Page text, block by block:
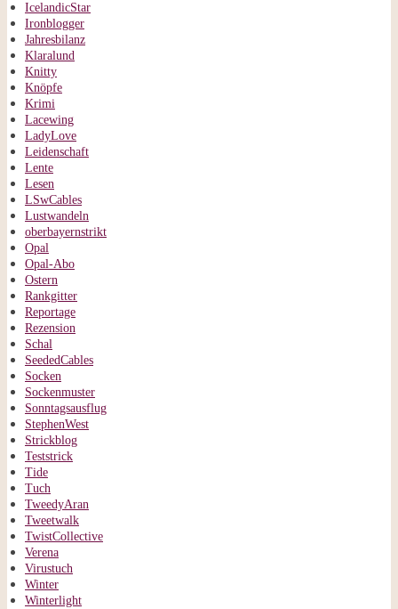
IcelandicStar
Ironblogger
Jahresbilanz
Klaralund
Knitty
Knöpfe
Krimi
Lacewing
LadyLove
Leidenschaft
Lente
Lesen
LSwCables
Lustwandeln
oberbayernstrikt
Opal
Opal-Abo
Ostern
Rankgitter
Reportage
Rezension
Schal
SeededCables
Socken
Sockenmuster
Sonntagsausflug
StephenWest
Strickblog
Teststrick
Tide
Tuch
TweedyAran
Tweetwalk
TwistCollective
Verena
Virustuch
Winter
Winterlight